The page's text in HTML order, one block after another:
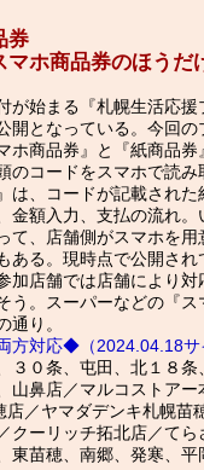
券
ホ商品券のほうだ
が始まる『札幌生活応援
開となっている。今回の
ホ商品券』と『紙商品券
のコードをスマホで読
は、コードが記載された
金額入力、支払の流れ。
、店舗側がスマホを用
ある。現時点で公開され
加店舗では店舗により対
う。スーパーなどの『
通り。
方対応◆（2024.04.18サ
３０条、屯田、北１８
山鼻店／マルコストアー
／ヤマダデンキ札幌苗
クーリッチ拓北店／て
東苗穂、南郷、発寒、